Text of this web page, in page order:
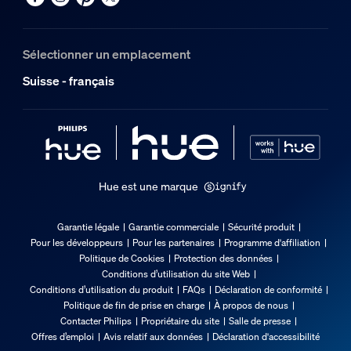
Code barre produit
8718696176238
Poids net
1.16 kg
Hauteur
576 mm
Largeur
140 mm
915005986901
Dimensions et poids du produit
Sélectionner un emplacement
Suisse - français
Hue est une marque
Garantie légale Garantie commerciale
Sécurité produit
Pour les développeurs
Pour les partenaires
Programme d'affiliation
Politique de Cookies
Protection des données
Conditions d’utilisation du site Web
Conditions d’utilisation du produit
FAQs
Déclaration de conformité
Politique de fin de prise en charge
À propos de nous
Contacter Philips
Propriétaire du site
Salle de presse
Offres d’emploi
Avis relatif aux données Déclaration d'accessibilité